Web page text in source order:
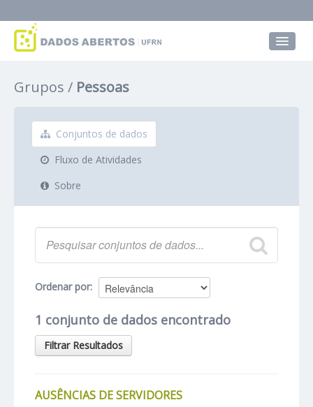
Grupos
Sobre
Grupos Pessoas
Conjuntos de dados
Fluxo de Atividades
Sobre
Ordenar por
1 conjunto de dados encontrado
Filtrar Resultados
AUSÊNCIAS DE SERVIDORES